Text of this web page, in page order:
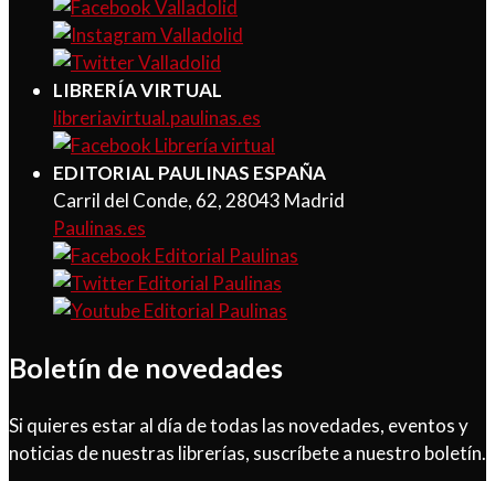
LIBRERÍA VIRTUAL
libreriavirtual.paulinas.es
EDITORIAL PAULINAS ESPAÑA
Carril del Conde, 62, 28043 Madrid
Paulinas.es
Boletín de novedades
Si quieres estar al día de todas las novedades, eventos y
noticias de nuestras librerías, suscríbete a nuestro boletín.